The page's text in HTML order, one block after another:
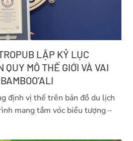
LẬP KỶ LỤC
MÔ THẾ GIỚI VÀ VAI
định vị thế trên bản đồ du lịch
mang tầm vóc biểu tượng –